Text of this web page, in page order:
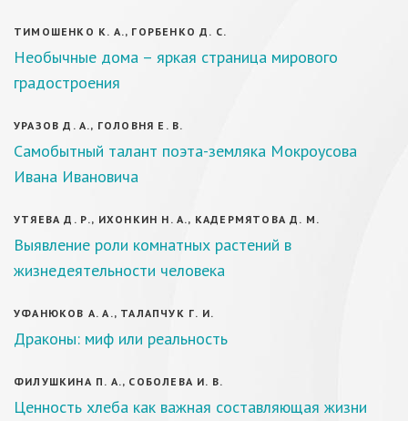
ТИМОШЕНКО К. А., ГОРБЕНКО Д. С.
Необычные дома – яркая страница мирового
градостроения
УРАЗОВ Д. А., ГОЛОВНЯ Е. В.
Самобытный талант поэта-земляка Мокроусова
Ивана Ивановича
УТЯЕВА Д. Р., ИХОНКИН Н. А., КАДЕРМЯТОВА Д. М.
Выявление роли комнатных растений в
жизнедеятельности человека
УФАНЮКОВ А. А., ТАЛАПЧУК Г. И.
Драконы: миф или реальность
ФИЛУШКИНА П. А., СОБОЛЕВА И. В.
Ценность хлеба как важная составляющая жизни